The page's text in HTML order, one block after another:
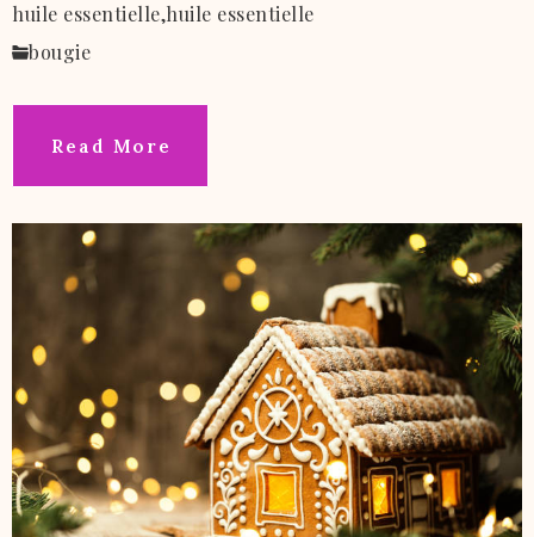
huile essentielle,huile essentielle
bougie
Read More